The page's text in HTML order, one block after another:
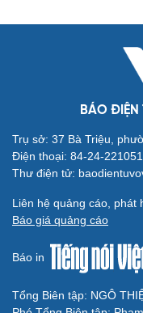
BÁO ĐIỆN
Trụ sở: 37 Bà Triệu,
Điện thoại: 84-24-
Thư điện tử:
Liên hệ quảng cáo, phát
Báo giá quảng cáo
Báo in
Tổng Biên tập: NGÔ